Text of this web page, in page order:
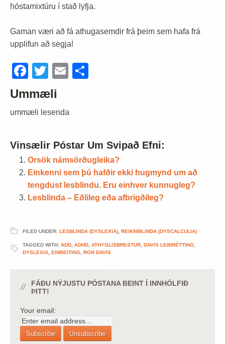
hóstamixtúru í stað lyfja.
Gaman væri að fá athugasemdir frá þeim sem hafa frá
upplifun að segja!
Facebook
TwitterEmail
Ummæli
ummæli lesenda
Vinsælir Póstar Um Svipað Efni:
Orsök námsörðugleika?
Einkenni sem þú hafðir ekki hugmynd um að
tengdust lesblindu. Eru einhver kunnugleg?
Lesblinda – Eðlileg eða afbrigðileg?
FILED UNDER: LESBLINDA (DYSLEXIA), REIKNIBLINDA (DYSCALCULIA)
TAGGED WITH: ADD, ADHD, ATHYGLISBRESTUR, DAVIS LEIÐRÉTTING,
DYSLEXIA, EINBEITING, RON DAVIS
FÁÐU NÝJUSTU PÓSTANA BEINT Í INNHÓLFIÐ
ÞITT!
Your email: